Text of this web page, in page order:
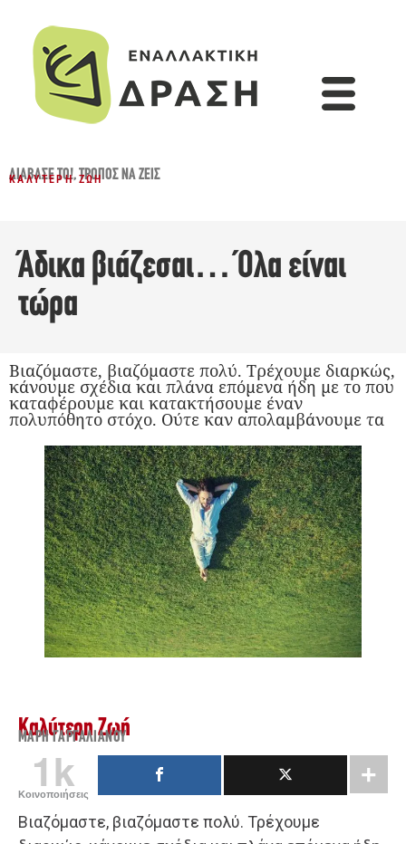
ΔΙΆΒΑΣΈ ΤΟ!,ΤΡΌΠΟΣ ΝΑ ΖΕΙΣ
ΚΑΛΎΤΕΡΗ ΖΩΉ
Άδικα βιάζεσαι… Όλα είναι
τώρα
Βιαζόμαστε, βιαζόμαστε πολύ. Τρέχουμε διαρκώς,
κάνουμε σχέδια και πλάνα επόμενα ήδη με το που
καταφέρουμε και κατακτήσουμε έναν
πολυπόθητο στόχο. Ούτε καν απολαμβάνουμε τα
Καλύτερη Ζωή
ΜΆΡΗ ΓΑΡΓΑΛΙΆΝΟΥ
1k
Κοινοποιήσεις
Βιαζόμαστε, βιαζόμαστε πολύ. Τρέχουμε